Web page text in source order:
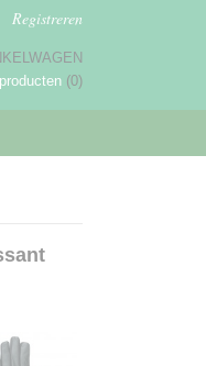
Registreren
(0)